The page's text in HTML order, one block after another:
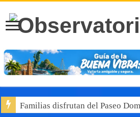
Familias disfrutan del Paseo